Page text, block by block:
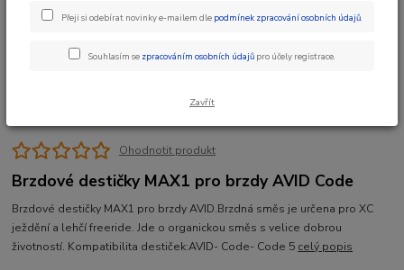
Ohodnotit produkt
Brzdové destičky MAX1 pro brzdy AVID Code
Brzdové destičky MAX1 pro brzdy AVID.Brzdná směs je určena pro XC
ježdění a lehčí freeride. Jde o organickou směs s velice dobrou
životností. Kompatibilita destiček:AVID- Code- Code 5 celý popis
Přeji si odebírat novinky e-mailem dle podmínek zpracování osobních údajů.
Souhlasím se zpracováním osobních údajů pro účely registrace.
Zavřít